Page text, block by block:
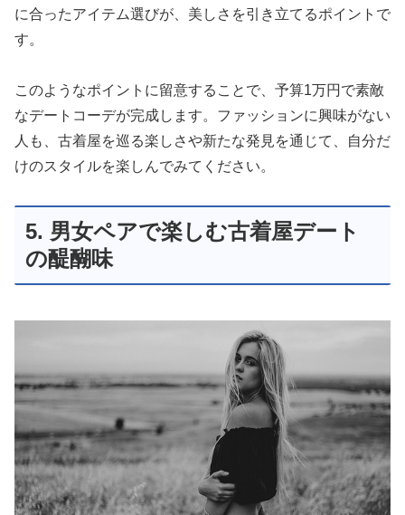
に合ったアイテム選びが、美しさを引き立てるポイントで
す。
このようなポイントに留意することで、予算1万円で素敵
なデートコーデが完成します。ファッションに興味がない
人も、古着屋を巡る楽しさや新たな発見を通じて、自分だ
けのスタイルを楽しんでみてください。
5. 男女ペアで楽しむ古着屋デート
の醍醐味